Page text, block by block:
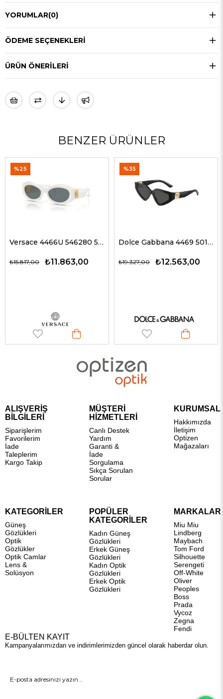
YORUMLAR(0)
ÖDEME SEÇENEKLERI
ÜRÜN ÖNERILERI
BENZER ÜRÜNLER
Versace 4466U 546280 54 G Kadın Güneş Gözlükleri
₺11.863,00
₺15.817,00
%25
Dolce Gabbana 4469 501/87 59 G Kadın Güneş Gözlükleri
₺12.563,00
₺19.327,00
%35
ALIŞVERİŞ
BİLGİLERİ
Siparişlerim
Favorilerim
İade
Taleplerim
Kargo Takip
MÜŞTERİ
HİZMETLERİ
Canlı Destek
Yardım
Garanti &
İade
Sorgulama
Sıkça Sorulan
Sorular
KURUMSAL
Hakkımızda
İletişim
Optizen
Mağazaları
KATEGORİLER
Güneş
Gözlükleri
Optik
Gözlükler
Optik Camlar
Lens &
Solüsyon
POPÜLER
KATEGORİLER
Kadın Güneş
Gözlükleri
Erkek Güneş
Gözlükleri
Kadın Optik
Gözlükleri
Erkek Optik
Gözlükleri
MARKALAR
Miu Miu
Lindberg
Maybach
Tom Ford
Silhouette
Serengeti
Off-White
Oliver
Peoples
Boss
Prada
Vycoz
Zegna
Fendi
E-BÜLTEN KAYIT
Kampanyalarımızdan ve indirimlerimizden güncel olarak haberdar olun.